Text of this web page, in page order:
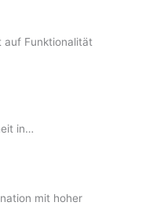
auf Funktionalität
in…
mit hoher